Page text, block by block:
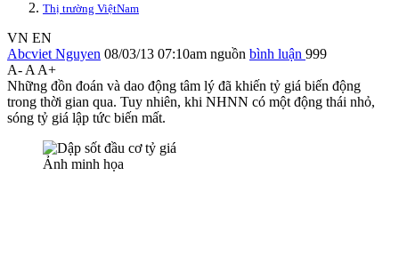
Thị trường ViệtNam
VN EN
Abcviet Nguyen 08/03/13 07:10am nguồn bình luận 999
A- A A+
Những đồn đoán và dao động tâm lý đã khiến tỷ giá biến động
trong thời gian qua. Tuy nhiên, khi NHNN có một động thái nhỏ,
sóng tỷ giá lập tức biến mất.
Ảnh minh họa